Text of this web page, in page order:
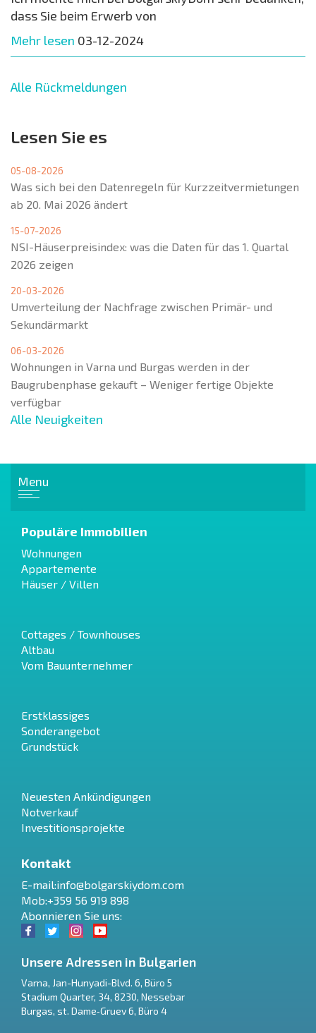
dass Sie beim Erwerb von
Mehr lesen 03-12-2024
Alle Rückmeldungen
Lesen Sie es
05-08-2026
Was sich bei den Datenregeln für Kurzzeitvermietungen
ab 20. Mai 2026 ändert
15-07-2026
NSI-Häuserpreisindex: was die Daten für das 1. Quartal
2026 zeigen
20-03-2026
Umverteilung der Nachfrage zwischen Primär- und
Sekundärmarkt
06-03-2026
Wohnungen in Varna und Burgas werden in der
Baugrubenphase gekauft – Weniger fertige Objekte
verfügbar
Alle Neuigkeiten
Menu
Populäre Immobilien
Wohnungen
Appartemente
Häuser / Villen
Cottages / Townhouses
Altbau
Vom Bauunternehmer
Erstklassiges
Sonderangebot
Grundstück
Neuesten Ankündigungen
Notverkauf
Investitionsprojekte
Kontakt
E-mail:info@bolgarskiydom.com
Mob:+359 56 919 898
Abonnieren Sie uns:
Unsere Adressen in Bulgarien
Varna, Jan-Hunyadi-Blvd. 6, Büro 5
Stadium Quarter, 34, 8230, Nessebar
Burgas, st. Dame‑Gruev 6, Büro 4